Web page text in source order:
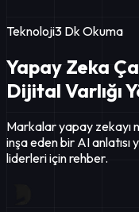
Teknoloji3 Dk Okuma
Yapay Zeka
Dijital Varlığı
Markalar yapay zekayı
inşa eden bir AI anlatısı
liderleri için rehber.